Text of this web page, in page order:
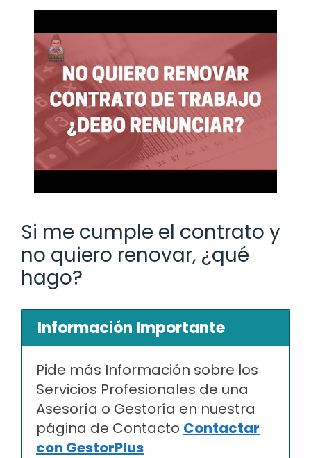
Si me cumple el contrato y
no quiero renovar, ¿qué
hago?
Información Importante
Pide más Información sobre los
Servicios Profesionales de una
Asesoría o Gestoría en nuestra
página de Contacto Contactar
con GestorPlus